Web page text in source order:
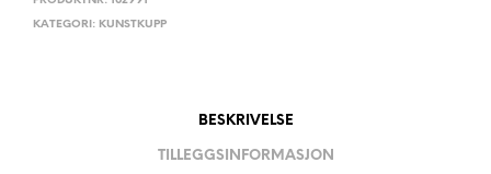
KATEGORI: KUNSTKUPP
BESKRIVELSE
TILLEGGSINFORMASJON